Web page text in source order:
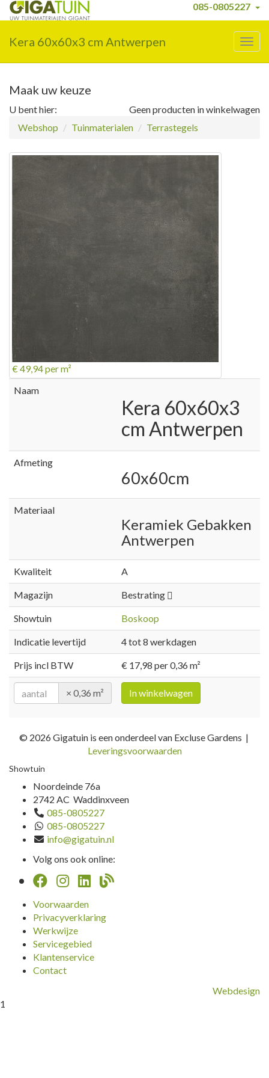
085-0805227
Kera 60x60x3 cm Antwerpen
Maak uw keuze
Geen producten in winkelwagen
U bent hier:
Webshop
Tuinmaterialen Terrastegels
€ 49,94per m²
Naam
Kera 60x60x3
cm Antwerpen
Afmeting
60x60cm
Materiaal
Keramiek Gebakken
Antwerpen
Kwaliteit A
Magazijn Bestrating
Showtuin Boskoop
Indicatie levertijd 4 tot 8 werkdagen
Prijs incl BTW € 17,98 per 0,36 m²
× 0,36 m² In winkelwagen
© 2026 Gigatuin is een onderdeel van Excluse Gardens |
Leveringsvoorwaarden
Showtuin
Noordeinde 76a
2742 AC Waddinxveen
085-0805227
085-0805227
info@gigatuin.nl
Volg ons ook online:
Voorwaarden
Privacyverklaring
Werkwijze
Servicegebied
Klantenservice
Contact
Webdesign
1